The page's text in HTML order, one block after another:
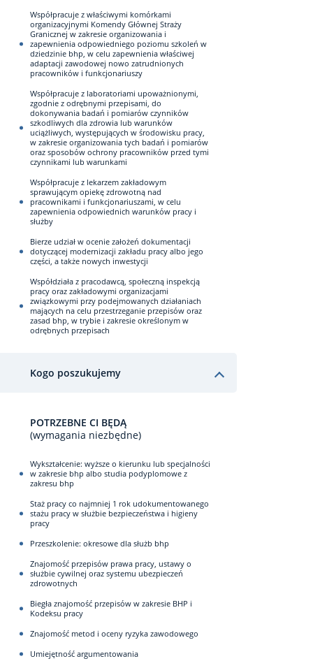
Współpracuje z właściwymi komórkami
organizacyjnymi Komendy Głównej Straży
Granicznej w zakresie organizowania i
zapewnienia odpowiedniego poziomu szkoleń w
dziedzinie bhp, w celu zapewnienia właściwej
adaptacji zawodowej nowo zatrudnionych
pracowników i funkcjonariuszy
Współpracuje z laboratoriami upoważnionymi,
zgodnie z odrębnymi przepisami, do
dokonywania badań i pomiarów czynników
szkodliwych dla zdrowia lub warunków
uciążliwych, występujących w środowisku pracy,
w zakresie organizowania tych badań i pomiarów
oraz sposobów ochrony pracowników przed tymi
czynnikami lub warunkami
Współpracuje z lekarzem zakładowym
sprawującym opiekę zdrowotną nad
pracownikami i funkcjonariuszami, w celu
zapewnienia odpowiednich warunków pracy i
służby
Bierze udział w ocenie założeń dokumentacji
dotyczącej modernizacji zakładu pracy albo jego
części, a także nowych inwestycji
Współdziała z pracodawcą, społeczną inspekcją
pracy oraz zakładowymi organizacjami
związkowymi przy podejmowanych działaniach
mających na celu przestrzeganie przepisów oraz
zasad bhp, w trybie i zakresie określonym w
odrębnych przepisach
Kogo poszukujemy
POTRZEBNE CI BĘDĄ
(wymagania niezbędne)
Wykształcenie: wyższe o kierunku lub specjalności
w zakresie bhp albo studia podyplomowe z
zakresu bhp
Staż pracy co najmniej 1 rok udokumentowanego
stażu pracy w służbie bezpieczeństwa i higieny
pracy
Przeszkolenie: okresowe dla służb bhp
Znajomość przepisów prawa pracy, ustawy o
służbie cywilnej oraz systemu ubezpieczeń
zdrowotnych
Biegła znajomość przepisów w zakresie BHP i
Kodeksu pracy
Znajomość metod i oceny ryzyka zawodowego
Umiejętność argumentowania